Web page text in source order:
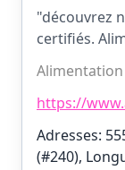
"découvrez
certifiés.
https://
Adresses:
(#240),